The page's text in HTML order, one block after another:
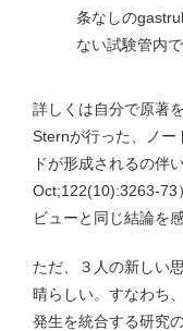
条なしの
ない試験管内
詳しくは自分で原著
Sternが行った、ノー
ドが形成されるの
Oct;122(10):3263-73
ビューと同じ結論を
ただ、３人の新しい
晴らしい。すなわち
発生を統合する研究